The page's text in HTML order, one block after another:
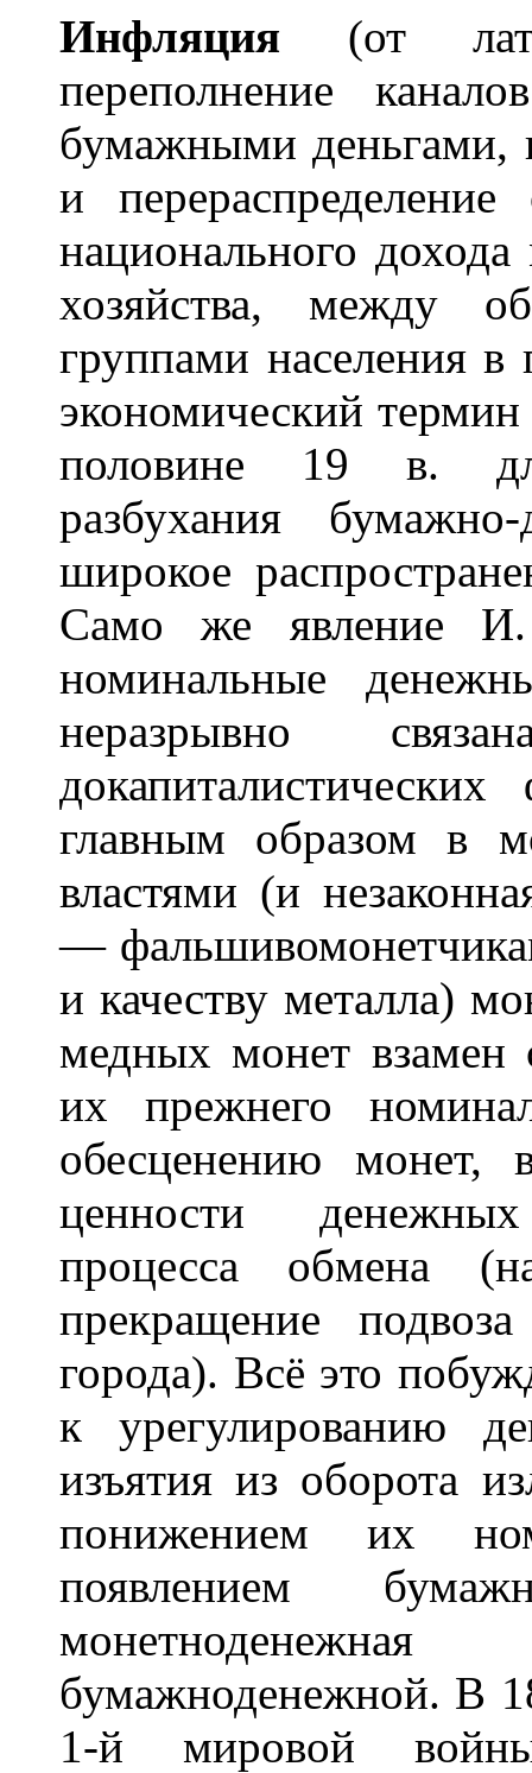
Инфляция (от
переполнение
бумажными деньгами,
и
национального
хозяйства, между
группами населения
экономический
половине 19 в.
разбухания
широкое
Само же явление
номинальные
неразрывно
главным образом в
властями (и
—
и качеству металла)
медных монет взамен
их прежнего
обесценению монет,
ценности
процесса обмена
прекращение
города). Всё это
к урегулированию
изъятия из оборота
понижением их
появлением
бумажноденежной. В
1-й мировой